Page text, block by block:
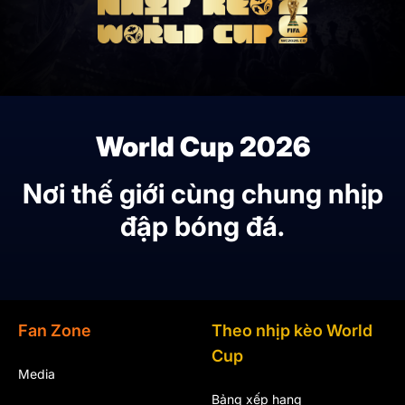
World Cup 2026
Nơi thế giới cùng chung nhịp
đập bóng đá.
Fan Zone
Media
Theo nhịp kèo World
Cup
Bảng xếp hạng